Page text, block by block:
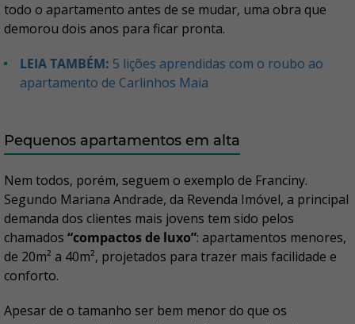
todo o apartamento antes de se mudar, uma obra que
demorou dois anos para ficar pronta.
LEIA TAMBÉM: 5 lições aprendidas com o roubo ao
apartamento de Carlinhos Maia
Pequenos apartamentos em alta
Nem todos, porém, seguem o exemplo de Franciny.
Segundo Mariana Andrade, da Revenda Imóvel, a principal
demanda dos clientes mais jovens tem sido pelos
chamados “compactos de luxo”: apartamentos menores,
de 20m² a 40m², projetados para trazer mais facilidade e
conforto.
Apesar de o tamanho ser bem menor do que os